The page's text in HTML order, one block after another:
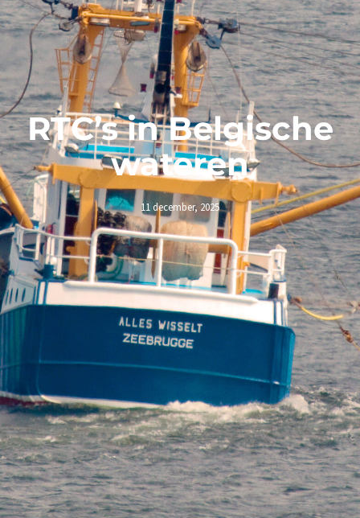
RTC’s in Belgische
wateren
11 december, 2025